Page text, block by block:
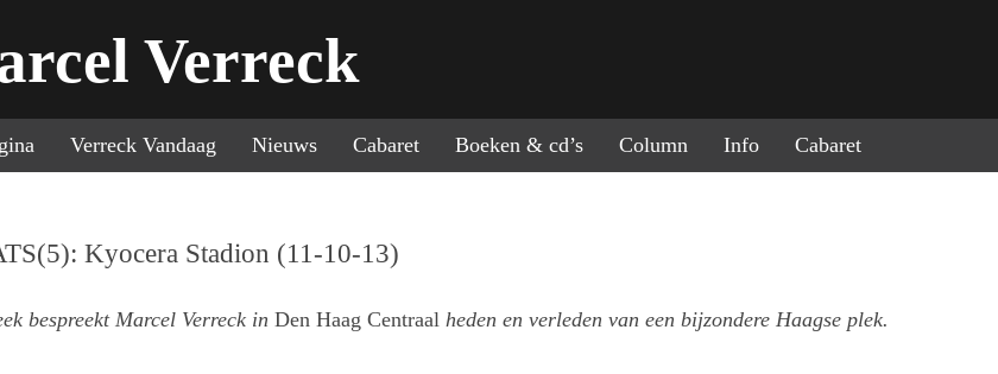
Verreck
Verreck Vandaag Nieuws Cabaret Boeken & cd’s Column Info Cabaret
Kyocera Stadion (11-10-13)
bespreekt Marcel Verreck in Den Haag Centraalheden en verleden van een bijzondere Haagse plek.